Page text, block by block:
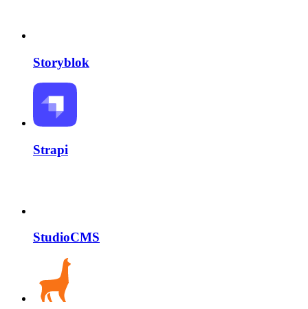
Storyblok
Strapi
StudioCMS